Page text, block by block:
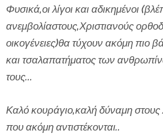
Φυσικά,οι λίγοι και αδικημένοι
ανεμβολίαστους,Χριστιανούς
οικογένειες)θα τύχουν ακόμη πιο
και τσαλαπατήματος των
τους...
Καλό κουράγιο,καλή δύναμη στους
που ακόμη αντιστέκονται..